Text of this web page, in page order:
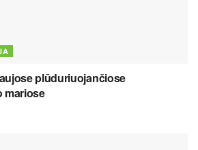
plūduriuojančiose
mariose